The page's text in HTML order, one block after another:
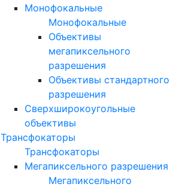
Монофокальные
Монофокальные
Объективы
мегапиксельного
разрешения
Объективы стандартного
разрешения
Сверхширокоугольные
объективы
Трансфокаторы
Трансфокаторы
Мегапиксельного разрешения
Мегапиксельного